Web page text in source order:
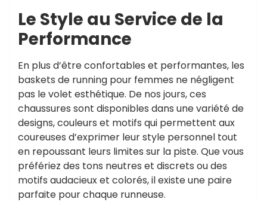
Le Style au Service de la
Performance
En plus d’être confortables et performantes, les
baskets de running pour femmes ne négligent
pas le volet esthétique. De nos jours, ces
chaussures sont disponibles dans une variété de
designs, couleurs et motifs qui permettent aux
coureuses d’exprimer leur style personnel tout
en repoussant leurs limites sur la piste. Que vous
préfériez des tons neutres et discrets ou des
motifs audacieux et colorés, il existe une paire
parfaite pour chaque runneuse.